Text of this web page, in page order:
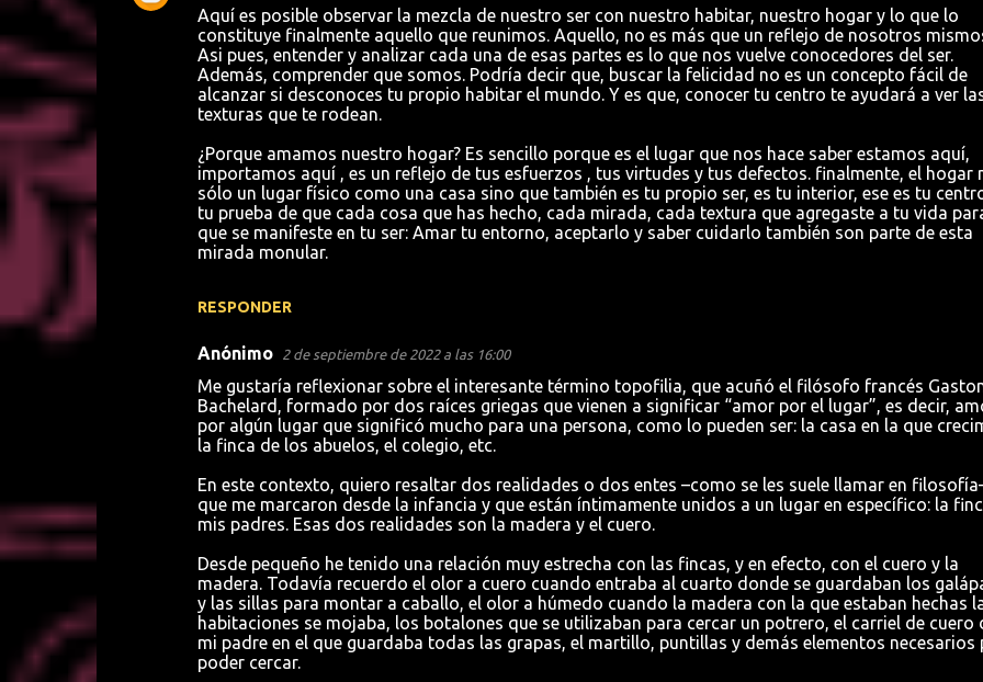
Aquí es posible observar la mezcla de nuestro ser con nuestro habitar, nuestro hogar y lo que lo
constituye finalmente aquello que reunimos. Aquello, no es más que un reflejo de nosotros
Asi pues, entender y analizar cada una de esas partes es lo que nos vuelve conocedores del ser.
Además, comprender que somos. Podría decir que, buscar la felicidad no es un concepto fácil de
alcanzar si desconoces tu propio habitar el mundo. Y es que, conocer tu centro te ayudará a ver
texturas que te rodean.
¿Porque amamos nuestro hogar? Es sencillo porque es el lugar que nos hace saber estamos aquí,
importamos aquí , es un reflejo de tus esfuerzos , tus virtudes y tus defectos. finalmente, el hogar
sólo un lugar físico como una casa sino que también es tu propio ser, es tu interior, ese es tu
tu prueba de que cada cosa que has hecho, cada mirada, cada textura que agregaste a tu vida
que se manifeste en tu ser: Amar tu entorno, aceptarlo y saber cuidarlo también son parte de esta
mirada monular.
RESPONDER
Anónimo 2 de septiembre de 2022 a las 16:00
Me gustaría reflexionar sobre el interesante término topofilia, que acuñó el filósofo francés
Bachelard, formado por dos raíces griegas que vienen a significar “amor por el lugar”, es decir,
por algún lugar que significó mucho para una persona, como lo pueden ser: la casa en la que
la finca de los abuelos, el colegio, etc.
En este contexto, quiero resaltar dos realidades o dos entes –como se les suele llamar en
que me marcaron desde la infancia y que están íntimamente unidos a un lugar en específico: la
mis padres. Esas dos realidades son la madera y el cuero.
Desde pequeño he tenido una relación muy estrecha con las fincas, y en efecto, con el cuero y la
madera. Todavía recuerdo el olor a cuero cuando entraba al cuarto donde se guardaban los
y las sillas para montar a caballo, el olor a húmedo cuando la madera con la que estaban hechas
habitaciones se mojaba, los botalones que se utilizaban para cercar un potrero, el carriel de cuero
mi padre en el que guardaba todas las grapas, el martillo, puntillas y demás elementos necesarios
poder cercar.